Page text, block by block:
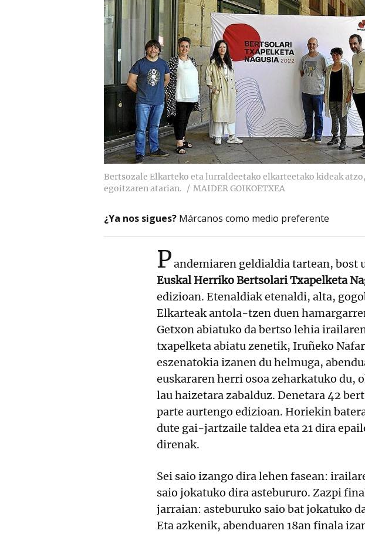
Bertsozale Elkarteko eta lurraldeetako elkarteetako kideak
egoitzaren atarian.
MAIDER GOIKOETXEA
¿Ya nos sigues? Márcanos como medio preferente
Pandemiaren geldialdia tartean, bost
Euskal Herriko Bertsolari Txapelketa
edizioan. Etenaldiak etenaldi, alta,
Elkarteak antola-tzen duen
Getxon abiatuko da bertso lehia
txapelketa abiatu zenetik, Iruñeko
eszenatokia izanen du helmuga,
euskararen herri osoa zeharkatuko du,
lau haizetara zabalduz. Denetara 42
parte aurtengo edizioan. Horiekin
dute gai-jartzaile taldea eta 21 dira
direnak.
Sei saio izango dira lehen fasean:
saio jokatuko dira astebururo. Zazpi
jarraian: asteburuko saio bat jokatuko
Eta azkenik, abenduaren 18an finala